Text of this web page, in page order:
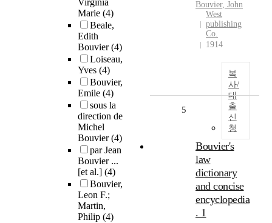
Virginia
Marie (4)
Beale,
Edith
Bouvier(4)
Loiseau,
Yves (4)
Bouvier,
Emile (4)
sous la
direction de
Michel
Bouvier(4)
par Jean
Bouvier ...
[et al.] (4)
Bouvier,
Leon F.;
Martin,
Philip (4)
Bouvier, John
West
publishing
Co.
1914
복
사/
대
출
신
청
5
Bouvier's
law
dictionary
and concise
encyclopedia
. 1